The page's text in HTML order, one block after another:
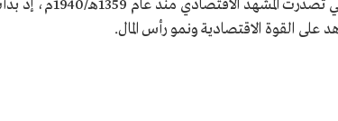
يُمدد بالكهرباء في تلك
القوة الاقتصادية ونمو رأس المال.